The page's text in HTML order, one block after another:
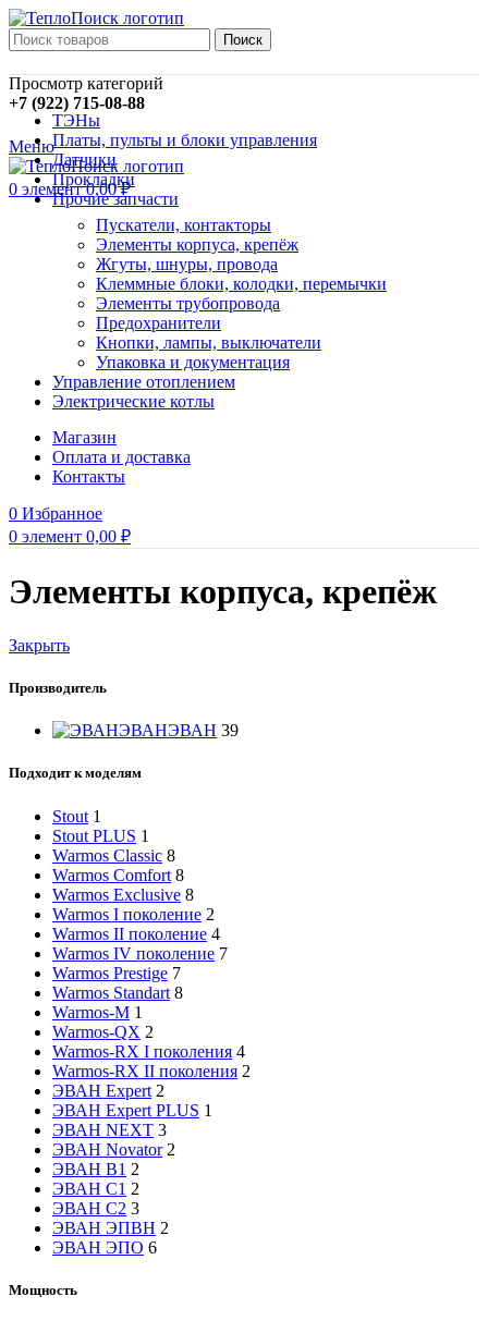
Поиск
+7 (922) 715-08-88
Меню
0 элемент 0,00₽
Просмотр категорий
ТЭНы
Платы, пульты и блоки управления
Датчики
Прокладки
Прочие запчасти
Пускатели, контакторы
Элементы корпуса, крепёж
Жгуты, шнуры, провода
Клеммные блоки, колодки, перемычки
Элементы трубопровода
Предохранители
Кнопки, лампы, выключатели
Упаковка и документация
Управление отоплением
Электрические котлы
Магазин
Оплата и доставка
Контакты
0 Избранное
0 элемент 0,00 ₽
Элементы корпуса, крепёж
Закрыть
Производитель
ЭВАНЭВАН 39
Подходит к моделям
Stout 1
Stout PLUS 1
Warmos Classic 8
Warmos Comfort 8
Warmos Exclusive 8
Warmos I поколение 2
Warmos II поколение 4
Warmos IV поколение 7
Warmos Prestige 7
Warmos Standart 8
Warmos-M 1
Warmos-QX 2
Warmos-RX I поколения 4
Warmos-RX II поколения 2
ЭВАН Expert 2
ЭВАН Expert PLUS 1
ЭВАН NEXT 3
ЭВАН Novator 2
ЭВАН В1 2
ЭВАН С1 2
ЭВАН С2 3
ЭВАН ЭПВН 2
ЭВАН ЭПО 6
Мощность